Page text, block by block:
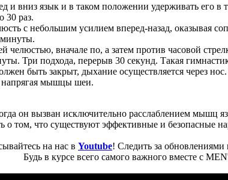
и вниз язык и в таком положении удерживать его
30 раз.
с небольшим усилием вперед-назад, оказывая
минуты.
вначале по, а затем против часовой
Три подхода, перерыв 30 секунд. Такая
быть закрыт, дыхание осуществляется через
напрягая мышцы шеи.
он вызван исключительно расслаблением
о том, что существуют эффективные и безопасные
на нас в Youtube! Следить за
Будь в курсе всего самого важного вместе с